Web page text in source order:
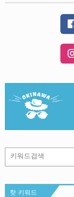
핫 키워드